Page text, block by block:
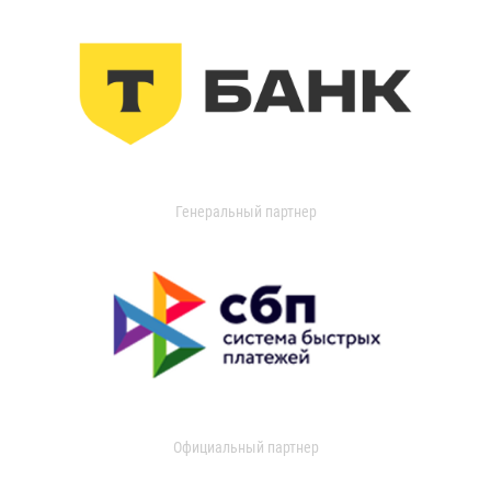
Генеральный партнер
Официальный партнер